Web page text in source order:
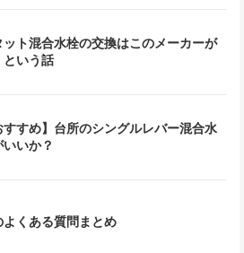
ット混合水栓の交換はこのメーカーが
という話
すすめ】台所のシングルレバー混合水
いか？
よくある質問まとめ